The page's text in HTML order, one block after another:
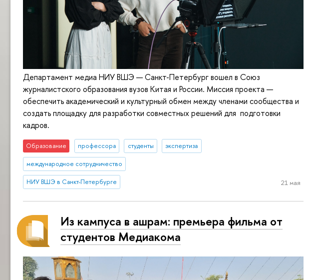
Департамент медиа НИУ ВШЭ — Санкт-Петербург вошел в Союз
журналистского образования вузов Китая и России. Миссия проекта —
обеспечить академический и культурный обмен между членами сообщества и
создать площадку для разработки совместных решений для подготовки
кадров.
Образование профессора студенты экспертиза
международное сотрудничество
НИУ ВШЭ в Санкт-Петербурге 21 мая
Из кампуса в ашрам: премьера фильма от
студентов Медиакома